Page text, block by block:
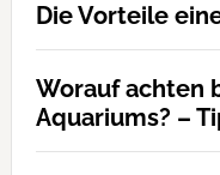
Die Vorteile
Worauf achten
Aquariums? –